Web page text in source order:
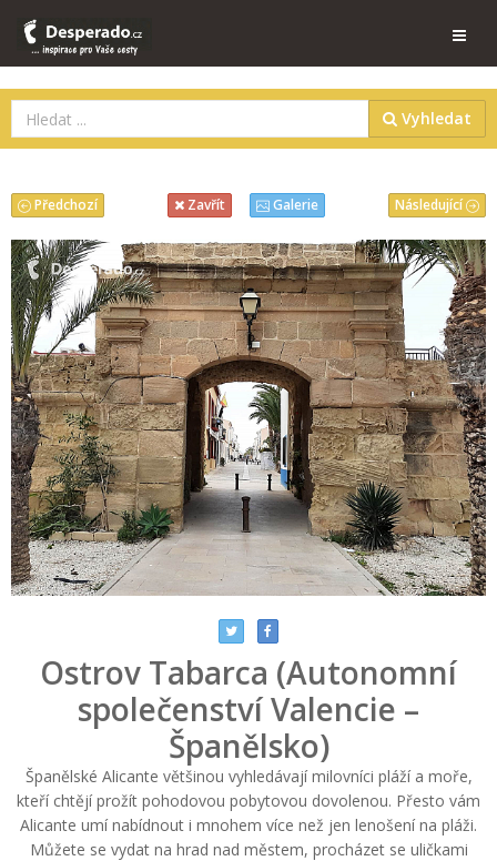
Vyhledat
Následující
Předchozí Zavřít Galerie
Ostrov Tabarca (Autonomní
společenství Valencie –
Španělsko)
Španělské Alicante většinou vyhledávají milovníci pláží a moře,
kteří chtějí prožít pohodovou pobytovou dovolenou. Přesto vám
Alicante umí nabídnout i mnohem více než jen lenošení na pláži.
Můžete se vydat na hrad nad městem, procházet se uličkami